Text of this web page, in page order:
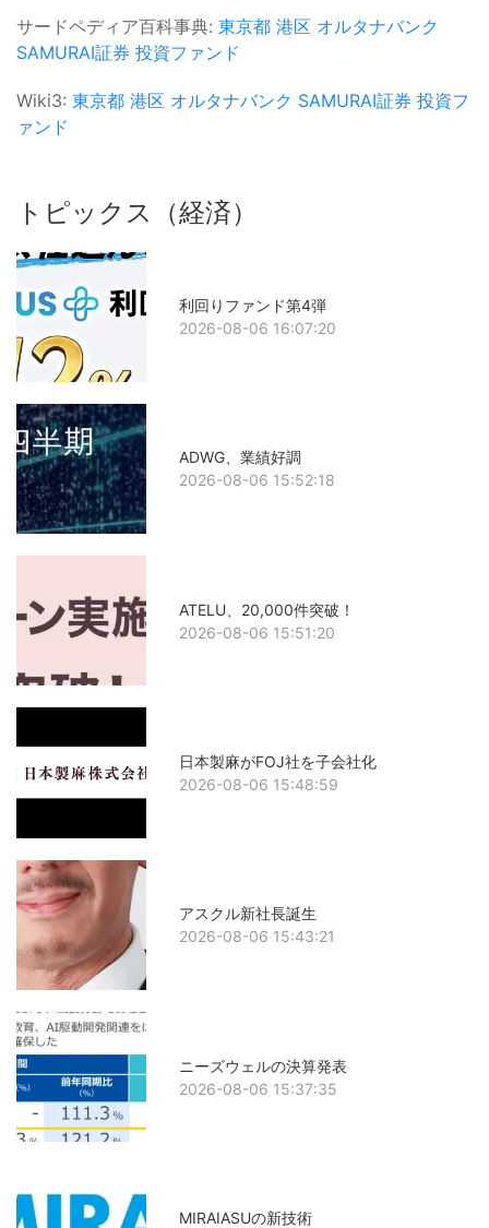
サードペディア百科事典: 東京都 港区 オルタナバンク
SAMURAI証券 投資ファンド
Wiki3: 東京都 港区 オルタナバンク SAMURAI証券 投資フ
ァンド
トピックス（経済）
利回りファンド第4弾
2026-08-06 16:07:20
ADWG、業績好調
2026-08-06 15:52:18
ATELU、20,000件突破！
2026-08-06 15:51:20
日本製麻がFOJ社を子会社化
2026-08-06 15:48:59
アスクル新社長誕生
2026-08-06 15:43:21
ニーズウェルの決算発表
2026-08-06 15:37:35
MIRAIASUの新技術